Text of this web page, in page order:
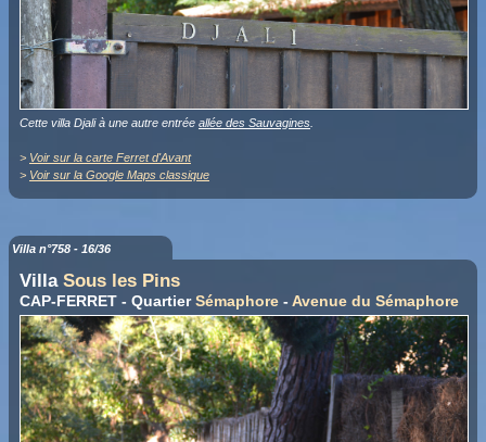
Cette villa Djali à une autre entrée allée des Sauvagines
> Voir sur la carte Ferret d'Avant
> Voir sur la Google Maps classique
Villa n°758 - 16/36
Villa Sous les Pins
CAP-FERRET - QuartierSémaphore - Avenue du Sémaphore